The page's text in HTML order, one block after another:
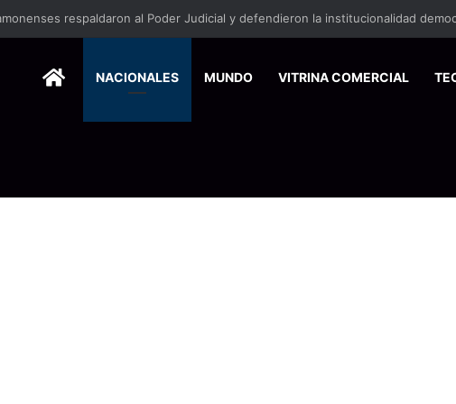
HOMENACIONALES MUNDO VITRINA COMERCIAL